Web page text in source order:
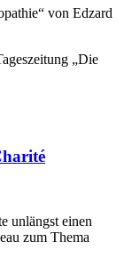
von Edzard
„Die
unlängst einen
zum Thema